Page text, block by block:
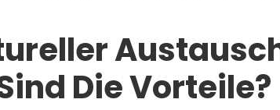
Die Vorteile?